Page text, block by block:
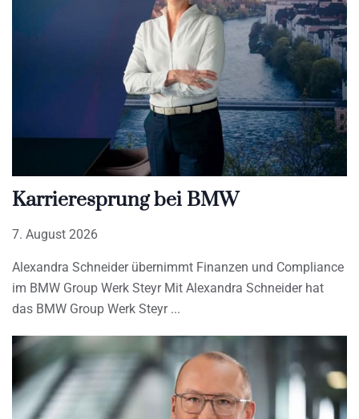
Karrieresprung bei BMW
7. August 2026
Alexandra Schneider übernimmt Finanzen und Compliance
im BMW Group Werk Steyr Mit Alexandra Schneider hat
das BMW Group Werk Steyr